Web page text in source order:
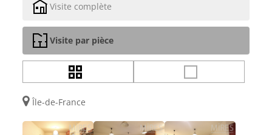
Visite complète
Visite par pièce
Île-de-France